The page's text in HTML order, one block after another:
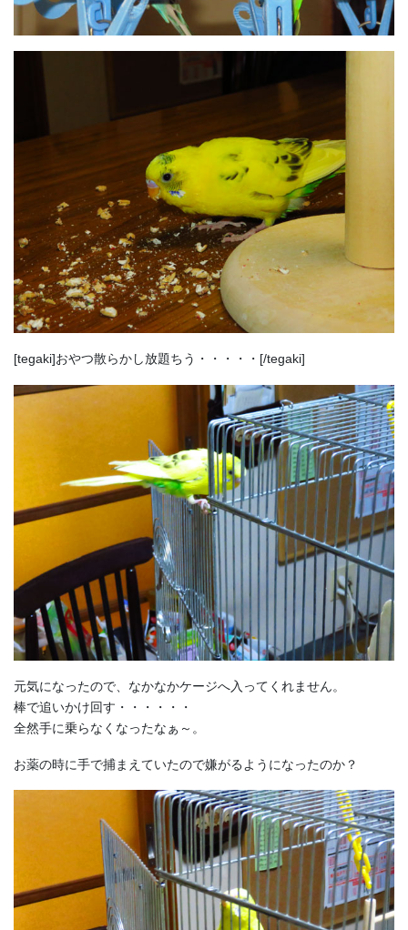
[tegaki]おやつ散らかし放題ちう・・・・・[/tegaki]
元気になったので、なかなかケージへ入ってくれません。
棒で追いかけ回す・・・・・・
全然手に乗らなくなったなぁ～。
お薬の時に手で捕まえていたので嫌がるようになったのか？